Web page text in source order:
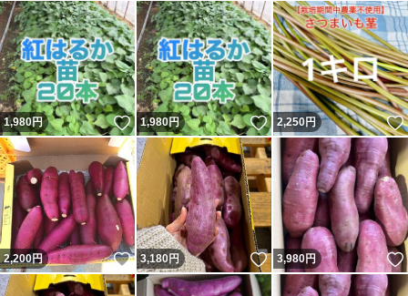
1,980円 いいね！
1,980円 いいね！
2,250円
2,200円 いいね！
3,180円 いいね！
3,980円